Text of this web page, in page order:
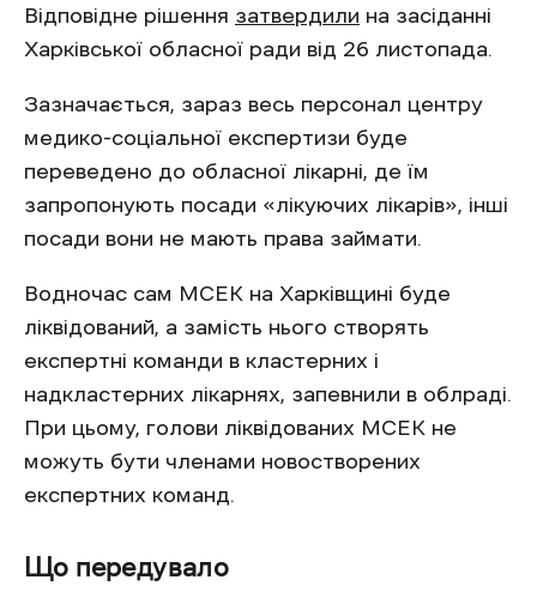
Відповідне рішення затвердили на засіданні
Харківської обласної ради від 26 листопада.
Зазначається, зараз весь персонал центру
медико-соціальної експертизи буде
переведено до обласної лікарні, де їм
запропонують посади «лікуючих лікарів», інші
посади вони не мають права займати.
Водночас сам МСЕК на Харківщині буде
ліквідований, а замість нього створять
експертні команди в кластерних і
надкластерних лікарнях, запевнили в облраді.
При цьому, голови ліквідованих МСЕК не
можуть бути членами новостворених
експертних команд.
Що передувало